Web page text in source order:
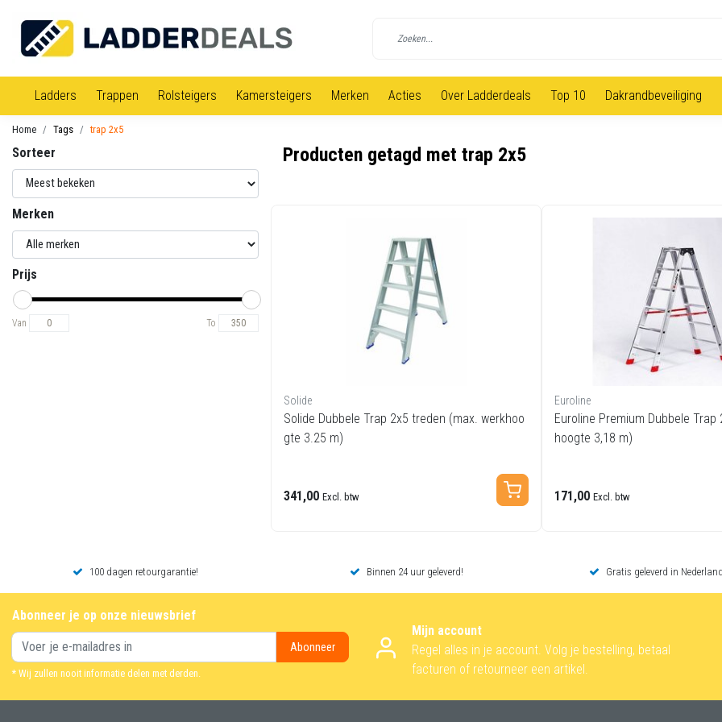
Ladders Trappen Rolsteigers Kamersteigers Merken Acties Over Ladderdeals Top 10 Dakrandbeveiliging
Home Tags trap 2x5
Sorteer
Merken
Prijs
Van To
Producten getagd met trap 2x5
Solide
Solide Dubbele Trap 2x5 treden (max. werkhoo
gte 3.25 m)
341,00 Excl. btw
Euroline
Euroline Premium Dubbele Trap
hoogte 3,18 m)
171,00 Excl. btw
100 dagen retourgarantie! Binnen 24 uur geleverd! Gratis geleverd in
Abonneer je op onze nieuwsbrief
Abonneer
* Wij zullen nooit informatie delen met derden.
Mijn account
Regel alles in je account. Volg je bestelling, betaal
facturen of retourneer een artikel.